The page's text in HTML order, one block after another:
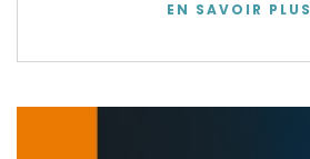
EN SAVOIR PLUS